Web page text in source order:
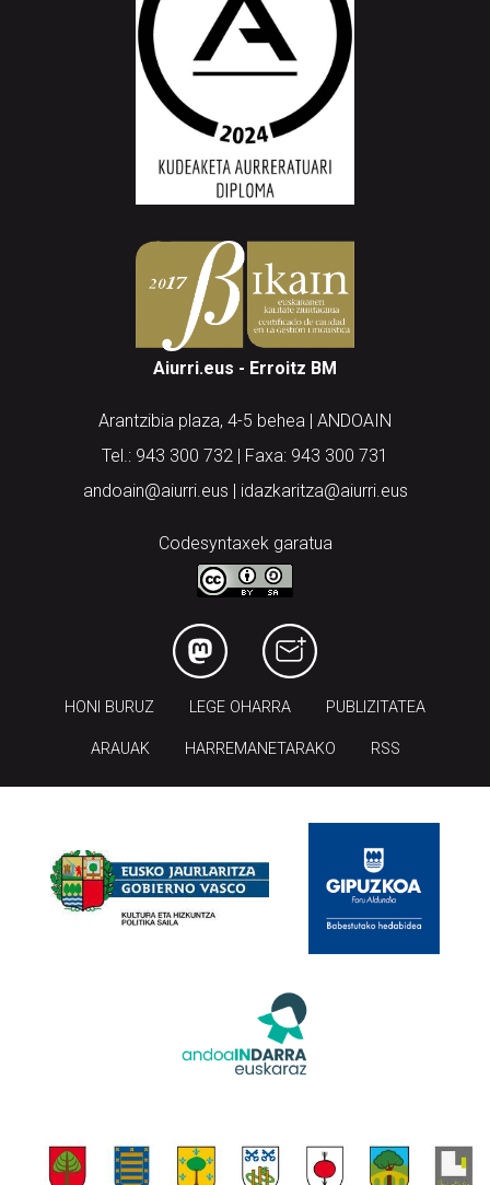
Aiurri.eus - Erroitz BM
Arantzibia plaza, 4-5 behea | ANDOAIN
Tel.: 943 300 732 | Faxa: 943 300 731
andoain@aiurri.eus | idazkaritza@aiurri.eus
Codesyntaxek garatua
HONI BURUZ LEGE OHARRA PUBLIZITATEA
ARAUAK HARREMANETARAKO RSS